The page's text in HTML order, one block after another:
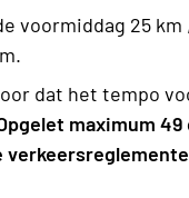
voormiddag 25 km
dat het tempo
maximum